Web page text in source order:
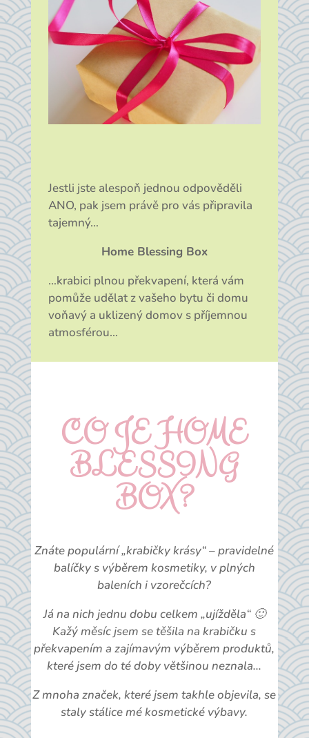
Jestli jste alespoň jednou odpověděli
ANO, pak jsem právě pro vás připravila
tajemný…
Home Blessing Box
…krabici plnou překvapení, která vám
pomůže udělat z vašeho bytu či domu
voňavý a uklizený domov s příjemnou
atmosférou…
CO JE HOME
BLESSING
BOX?
Znáte populární „krabičky krásy“ – pravidelné
balíčky s výběrem kosmetiky, v plných
baleních i vzorečcích?
Já na nich jednu dobu celkem „ujížděla“ 🙂
Kažý měsíc jsem se těšila na krabičku s
překvapením a zajímavým výběrem produktů,
které jsem do té doby většinou neznala…
Z mnoha značek, které jsem takhle objevila, se
staly stálice mé kosmetické výbavy.